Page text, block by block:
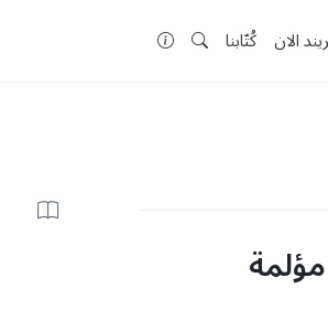
الان كُتّابنا